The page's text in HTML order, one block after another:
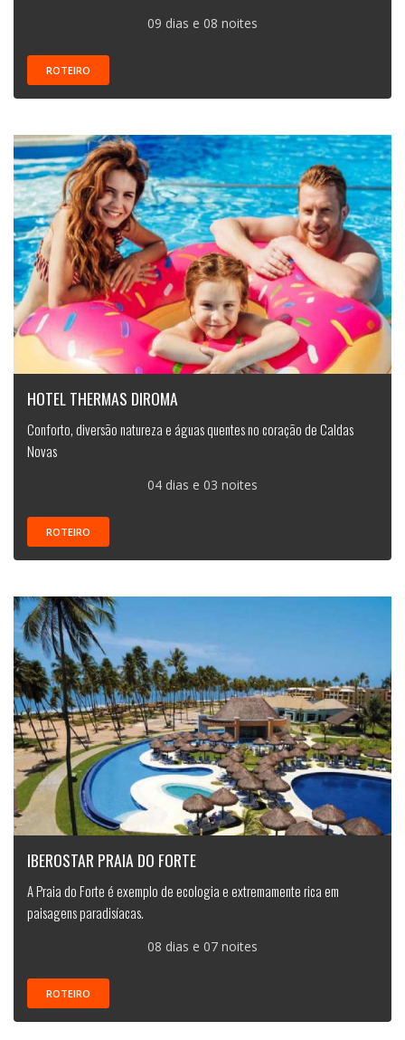
09 dias e 08 noites
ROTEIRO
HOTEL THERMAS DIROMA
Conforto, diversão natureza e águas quentes no coração de Caldas
Novas
04 dias e 03 noites
ROTEIRO
IBEROSTAR PRAIA DO FORTE
A Praia do Forte é exemplo de ecologia e extremamente rica em
paisagens paradisíacas.
08 dias e 07 noites
ROTEIRO